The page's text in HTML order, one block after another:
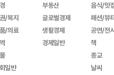
/복지
/의료
일반
부동산
글로벌경제
생활경제
경제일반
음식/맛
패션/뷰
공연/전
책
종교
날씨